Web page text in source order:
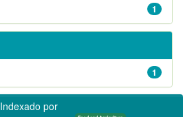
1
1
Indexado por